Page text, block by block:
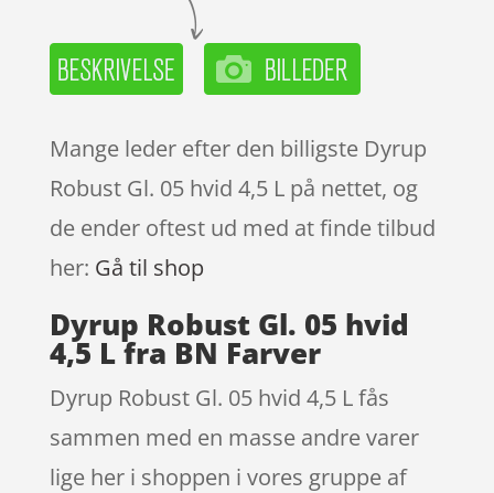
Mange leder efter den billigste Dyrup
Robust Gl. 05 hvid 4,5 L på nettet, og
de ender oftest ud med at finde tilbud
her: Gå til shop
Dyrup Robust Gl. 05 hvid
4,5 L fra BN Farver
Dyrup Robust Gl. 05 hvid 4,5 L fås
sammen med en masse andre varer
lige her i shoppen i vores gruppe af